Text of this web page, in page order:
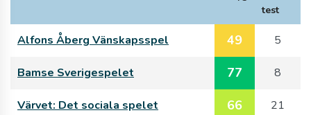
test
Alfons Åberg Vänskapsspel 49 5
Bamse Sverigespelet 77 8
Värvet: Det sociala spelet 66 21